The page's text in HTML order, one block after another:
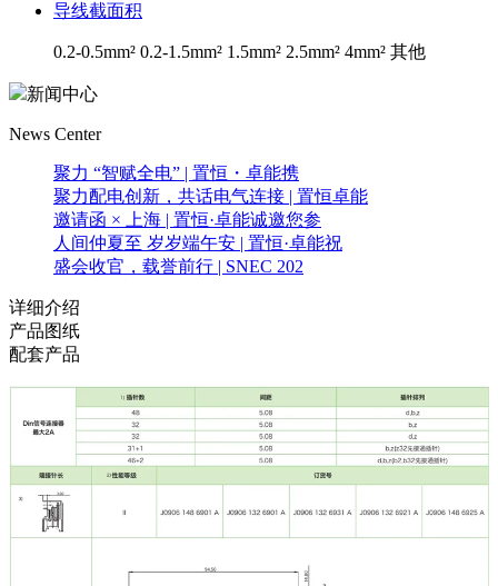
导线截面积
0.2-0.5mm² 0.2-1.5mm² 1.5mm² 2.5mm² 4mm² 其他
新闻中心
News Center
聚力 “智赋全电” | 置恒・卓能携
聚力配电创新，共话电气连接 | 置恒卓能
邀请函 × 上海 | 置恒·卓能诚邀您参
人间仲夏至 岁岁端午安 | 置恒·卓能祝
盛会收官，载誉前行 | SNEC 202
详细介绍
产品图纸
配套产品